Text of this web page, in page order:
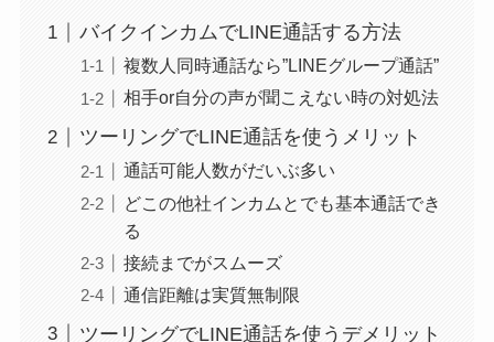
バイクインカムでLINE通話する方法
複数人同時通話なら”LINEグループ通話”
相手or自分の声が聞こえない時の対処法
ツーリングでLINE通話を使うメリット
通話可能人数がだいぶ多い
どこの他社インカムとでも基本通話でき
る
接続までがスムーズ
通信距離は実質無制限
ツーリングでLINE通話を使うデメリット